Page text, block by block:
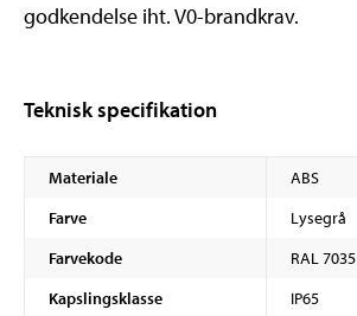
godkendelse iht. V0-brandkrav.
Teknisk specifikation
Materiale
ABS
Farve
Lysegrå
Farvekode
RAL 7035
Kapslingsklasse
IP65